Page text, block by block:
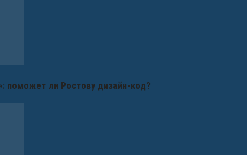
поможет ли Ростову дизайн-код?